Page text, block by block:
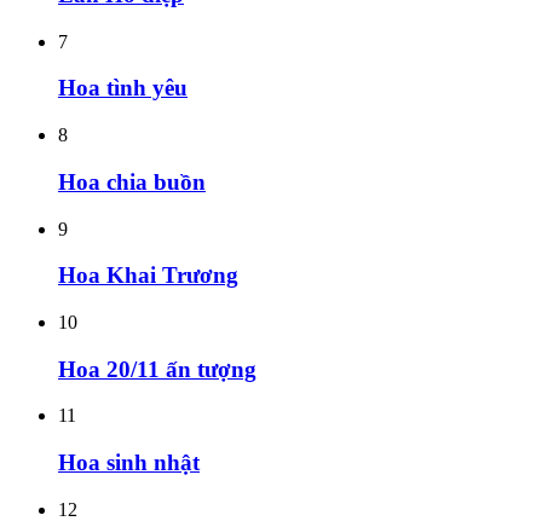
7
Hoa tình yêu
8
Hoa chia buồn
9
Hoa Khai Trương
10
Hoa 20/11 ấn tượng
11
Hoa sinh nhật
12